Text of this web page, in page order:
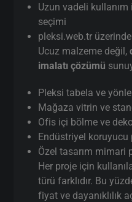
Uzun vadeli
seçimi
pleksi.web.tr
Ucuz malzeme değil,
imalatı çözümü
Pleksi tabela ve
Mağaza vitrin ve
Ofis içi bölme ve
Endüstriyel koruyucu
Özel tasarım mimari
Her proje için
türü farklıdır. Bu
fiyat ve dayanıklılık